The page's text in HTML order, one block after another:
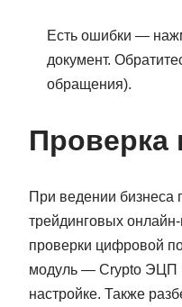
Есть ошибки —
документ.
обращения).
Проверка
При ведении бизнеса
трейдинговых
проверки цифровой
модуль — Crypto ЭЦП
настройке. Также